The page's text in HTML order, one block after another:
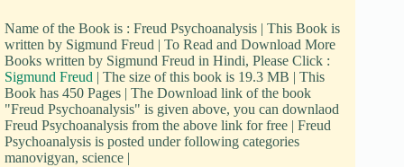
Name of the Book is : Freud Psychoanalysis | This Book is
written by Sigmund Freud | To Read and Download More
Books written by Sigmund Freud in Hindi, Please Click :
Sigmund Freud | The size of this book is 19.3 MB | This
Book has 450 Pages | The Download link of the book
"Freud Psychoanalysis" is given above, you can downlaod
Freud Psychoanalysis from the above link for free | Freud
Psychoanalysis is posted under following categories
manovigyan, science |